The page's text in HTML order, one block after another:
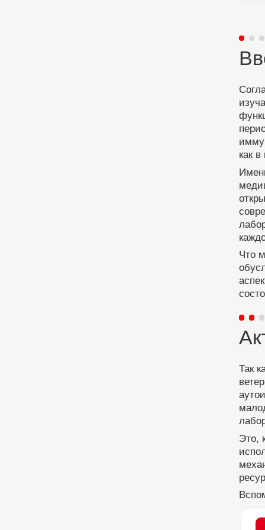
как
Что
Так
Это,